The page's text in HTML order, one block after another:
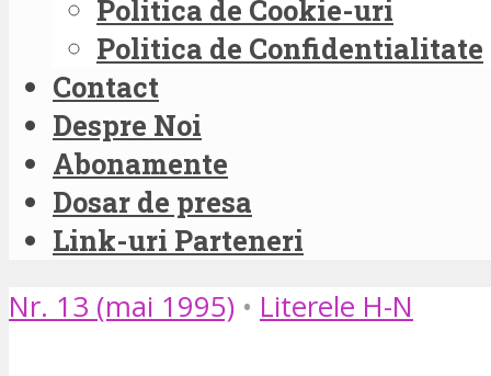
Politica de Cookie-uri
Politica de Confidentialitate
Contact
Despre Noi
Abonamente
Dosar de presa
Link-uri Parteneri
Nr. 13 (mai 1995) • Literele H-N